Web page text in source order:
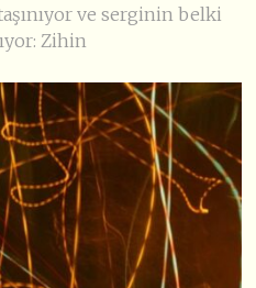
ve serginin belki
Zihin